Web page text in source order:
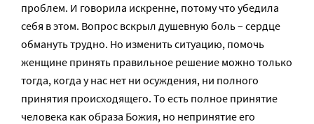
проблем. И говорила искренне, потому что убедила
себя в этом. Вопрос вскрыл душевную боль – сердце
обмануть трудно. Но изменить ситуацию, помочь
женщине принять правильное решение можно только
тогда, когда у нас нет ни осуждения, ни полного
принятия происходящего. То есть полное принятие
человека как образа Божия, но непринятие его